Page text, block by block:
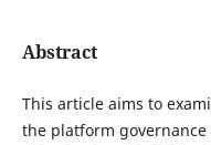
Abstract
This article aims to
the platform